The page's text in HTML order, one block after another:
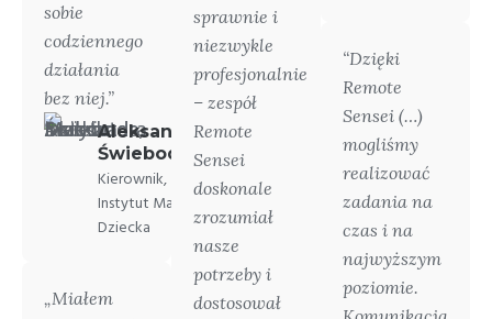
sobie
codziennego
działania
bez niej.”
Aleksandra
Świeboda
Kierownik,
Instytut Matki i
Dziecka
„Miałem
sprawnie i
niezwykle
profesjonalnie
– zespół
Remote
Sensei
doskonale
zrozumiał
nasze
potrzeby i
dostosował
“Dzięki
Remote
Sensei (…)
mogliśmy
realizować
zadania na
czas i na
najwyższym
poziomie.